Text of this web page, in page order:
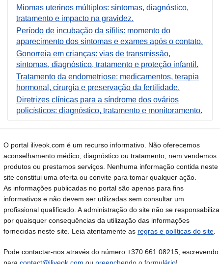
Miomas uterinos múltiplos: sintomas, diagnóstico,
tratamento e impacto na gravidez.
Período de incubação da sífilis: momento do
aparecimento dos sintomas e exames após o contato.
Gonorreia em crianças: vias de transmissão,
sintomas, diagnóstico, tratamento e proteção infantil.
Tratamento da endometriose: medicamentos, terapia
hormonal, cirurgia e preservação da fertilidade.
Diretrizes clínicas para a síndrome dos ovários
policísticos: diagnóstico, tratamento e monitoramento.
O portal iliveok.com é um recurso informativo. Não oferecemos
aconselhamento médico, diagnóstico ou tratamento, nem vendemos
produtos ou prestamos serviços. Nenhuma informação contida neste
site constitui uma oferta ou convite para tomar qualquer ação.
As informações publicadas no portal são apenas para fins
informativos e não devem ser utilizadas sem consultar um
profissional qualificado. A administração do site não se responsabiliza
por quaisquer consequências da utilização das informações
fornecidas neste site. Leia atentamente as regras e políticas do site
Pode contactar-nos através do número +370 661 08215, escrevendo